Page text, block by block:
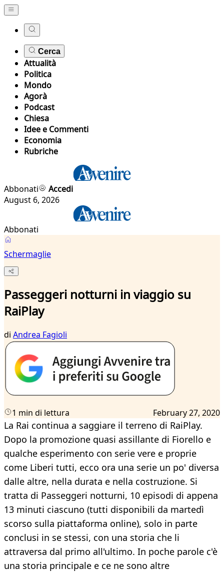
Cerca
Attualità
Politica
Mondo
Agorà
Podcast
Chiesa
Idee e Commenti
Economia
Rubriche
Abbonati
Accedi
August 6, 2026
Abbonati
Schermaglie
Passeggeri notturni in viaggio su
RaiPlay
di Andrea Fagioli
1 min di lettura February 27, 2020
La Rai continua a saggiare il terreno di RaiPlay.
Dopo la promozione quasi assillante di Fiorello e
qualche esperimento con serie vere e proprie
come Liberi tutti, ecco ora una serie un po' diversa
dalle altre, nella durata e nella costruzione. Si
tratta di Passeggeri notturni, 10 episodi di appena
13 minuti ciascuno (tutti disponibili da martedì
scorso sulla piattaforma online), solo in parte
conclusi in se stessi, con una storia che li
attraversa dal primo all'ultimo. In poche parole c'è
una storia principale e ce ne sono altre